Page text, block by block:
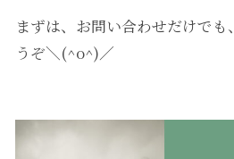
まずは、お問い合わせだけで
うぞ＼(^o^)／